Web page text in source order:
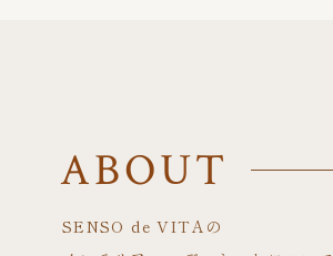
ABOUT
SENSO de VITAの